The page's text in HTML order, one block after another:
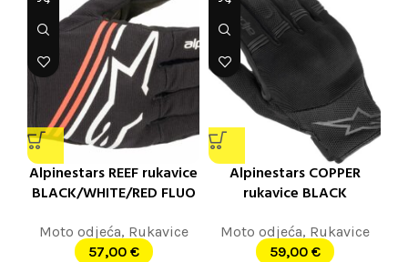
Alpinestars REEF rukavice
BLACK/WHITE/RED FLUO
Moto odjeća, Rukavice
57,00 €
Alpinestars COPPER
rukavice BLACK
Moto odjeća, Rukavice
59,00 €